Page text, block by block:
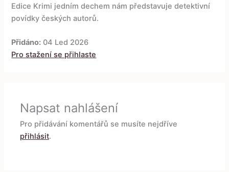
Edice Krimi jedním dechem nám představuje detektivní
povídky českých autorů.
Přidáno: 04 Led 2026
Pro stažení se přihlaste
Napsat nahlášení
Pro přidávání komentářů se musíte nejdříve
přihlásit.